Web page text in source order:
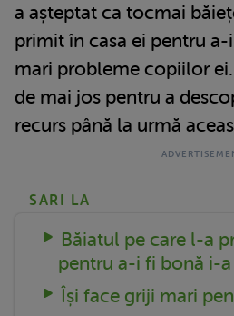
a așteptat ca tocmai
primit în casa ei pentru
mari probleme copiilor
de mai jos pentru a
recurs până la urmă
SARI LA
Băiatul pe care l-a
pentru a-i fi bonă i-
Își face griji mari